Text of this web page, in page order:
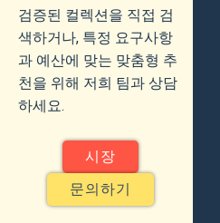
검증된 컬렉션을 직접 검
색하거나, 특정 요구사항
과 예산에 맞는 맞춤형 추
천을 위해 저희 팀과 상담
하세요.
시장
문의하기